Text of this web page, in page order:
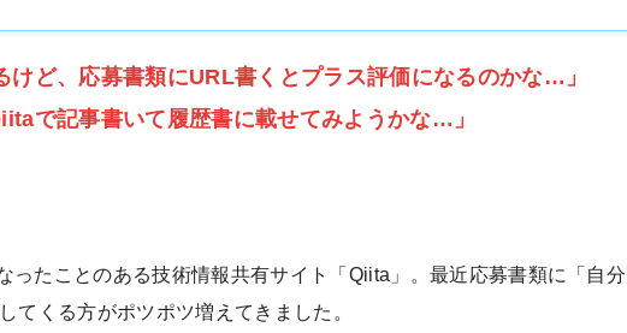
けど、応募書類にURL書くとプラス評価になるのかな…」
で記事書いて履歴書に載せてみようかな…」
ったことのある技術情報共有サイト「Qiita」。最近応募書類に「自分
てくる方がポツポツ増えてきました。